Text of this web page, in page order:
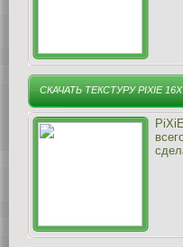
СКАЧАТЬ ТЕКСТУРУ PIXIE